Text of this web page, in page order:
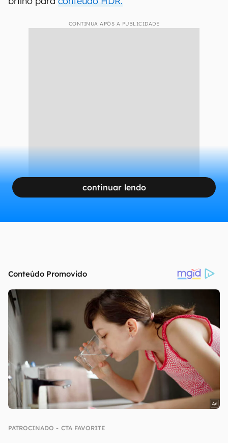
CONTINUA APÓS A PUBLICIDADE
continuar lendo